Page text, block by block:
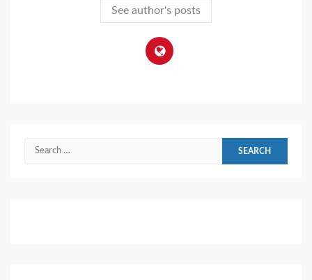
See author's posts
Search